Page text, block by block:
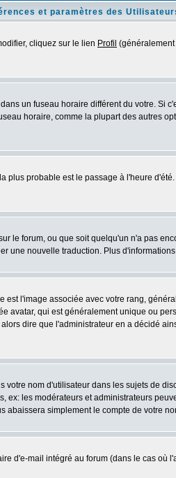
et paramètres des
cliquez sur le lien Profil
un fuseau horaire différent du votre. Si
horaire, comme la plupart des autres
probable est le passage à l'heure
le forum, ou que soit quelqu'un n'a pas
nouvelle traduction. Plus
l'image associée avec votre rang,
qui est généralement unique ou
dire que l'administrateur en a décidé
nom d'utilisateur dans les sujets de
les modérateurs et administrateurs
simplement le compte de votre
d'e-mail intégré au forum (dans le cas